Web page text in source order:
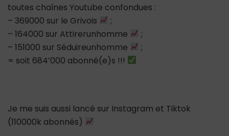
toutes chaînes Youtube confondues :
– 369000 sur le Grivois
;
– 164000 sur Attirerunhomme
;
– 151000 sur Séduireunhomme
;
= soit 684’000 abonné(e)s !!!
Je me suis aussi lancé sur Instagram et Tiktok
(110000k abonnés)